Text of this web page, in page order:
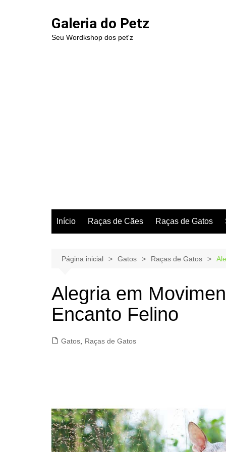
Galeria do Petz
Seu Wordkshop dos pet'z
Início Raças de Cães Raças de Gatos
Página inicial Gatos Raças de Gatos
Alegria em
Encanto Felino
Gatos Raças de Gatos